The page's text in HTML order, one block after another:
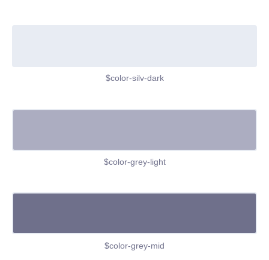
$color-silv-dark
$color-grey-light
$color-grey-mid